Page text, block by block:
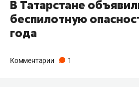
В Татарстане
беспилотную
года
Комментарии 1